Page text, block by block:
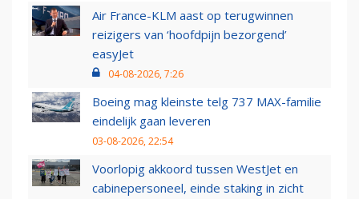
Air France-KLM aast op terugwinnen
reizigers van ‘hoofdpijn bezorgend’
easyJet
04-08-2026, 7:26
Boeing mag kleinste telg 737 MAX-familie
eindelijk gaan leveren
03-08-2026, 22:54
Voorlopig akkoord tussen WestJet en
cabinepersoneel, einde staking in zicht